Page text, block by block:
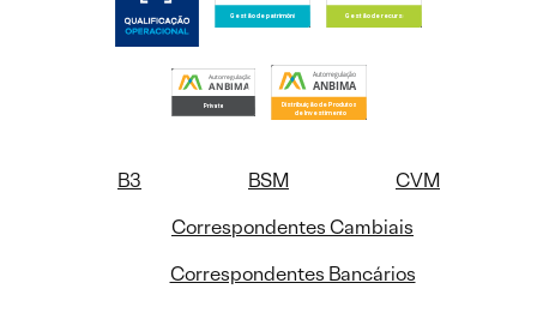
B3 BSM
CVM
Correspondentes Cambiais
Correspondentes Bancários